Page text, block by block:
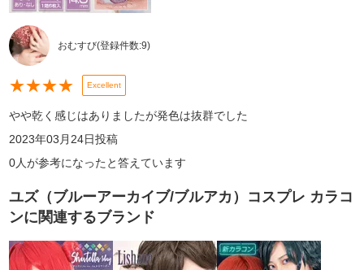
おむすび(登録件数:9)
★★★★ Excellent
やや乾く感じはありましたが発色は抜群でした
2023年03月24日投稿
0人が参考になったと答えています
ユズ（ブルーアーカイブ/ブルアカ）コスプレ カラコ
ンに関連するブランド